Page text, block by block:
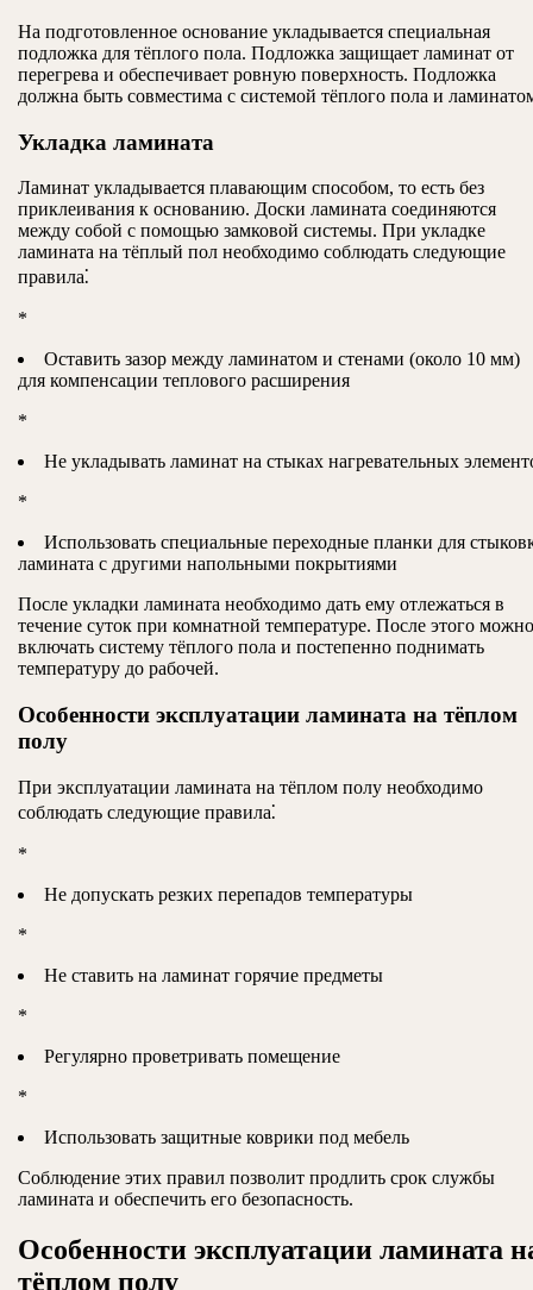
На подготовленное основание укладывается специальная
подложка для тёплого пола. Подложка защищает ламинат от
перегрева и обеспечивает ровную поверхность. Подложка
должна быть совместима с системой тёплого пола и
Укладка ламината
Ламинат укладывается плавающим способом, то есть без
приклеивания к основанию. Доски ламината соединяются
между собой с помощью замковой системы. При укладке
ламината на тёплый пол необходимо соблюдать следующие
правила⁚
*
Оставить зазор между ламинатом и стенами (около 10 мм)
для компенсации теплового расширения
*
Не укладывать ламинат на стыках нагревательных
*
Использовать специальные переходные планки для
ламината с другими напольными покрытиями
После укладки ламината необходимо дать ему отлежаться в
течение суток при комнатной температуре. После этого можно
включать систему тёплого пола и постепенно поднимать
температуру до рабочей.
Особенности эксплуатации ламината на тёплом
полу
При эксплуатации ламината на тёплом полу необходимо
соблюдать следующие правила⁚
*
Не допускать резких перепадов температуры
*
Не ставить на ламинат горячие предметы
*
Регулярно проветривать помещение
*
Использовать защитные коврики под мебель
Соблюдение этих правил позволит продлить срок службы
ламината и обеспечить его безопасность.
Особенности эксплуатации ламината
тёплом полу